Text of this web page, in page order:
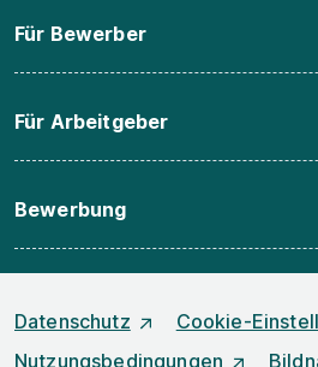
Für Bewerber
Für Arbeitgeber
Bewerbung
Datenschutz
Cookie-
Nutzungsbedingungen